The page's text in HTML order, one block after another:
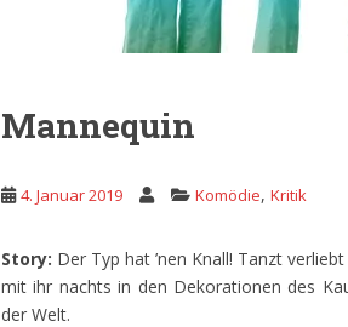
Mannequin
4. Januar 2019 Komödie, Kritik
Story: Der Typ hat ’nen Knall! Tanzt
mit ihr nachts in den Dekorationen des
der Welt.